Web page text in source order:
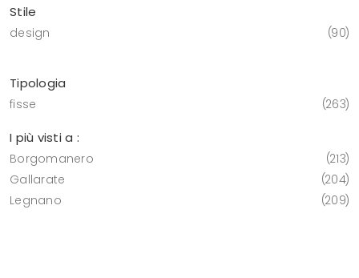
Stile
design 90
Tipologia
fisse 263
I più visti a :
Borgomanero
213
Gallarate
204
Legnano
209